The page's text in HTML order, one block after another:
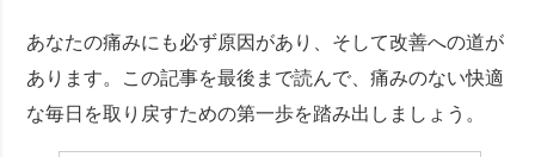
あなたの痛みにも必ず原因があり、そして改善への道が
あります。この記事を最後まで読んで、痛みのない快適
な毎日を取り戻すための第一歩を踏み出しましょう。